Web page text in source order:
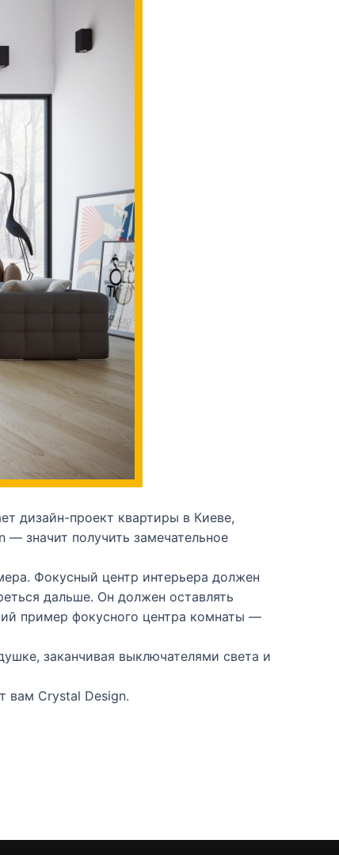
дизайн-проект квартиры в Киеве,
— значит получить замечательное
Фокусный центр интерьера должен
дальше. Он должен оставлять
пример фокусного центра комнаты —
заканчивая выключателями света и
вам Crystal Design.